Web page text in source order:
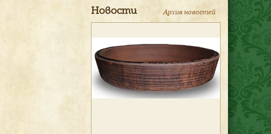
Новости Архив новостей